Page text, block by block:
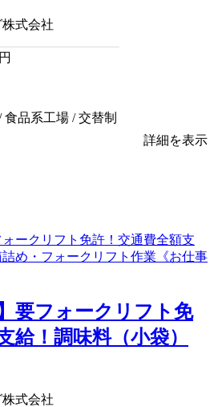
式会社
円
品系工場 / 交替制
詳細を表示
要フォークリフト免
給！調味料（小袋）
式会社